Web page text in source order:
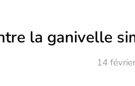
la ganivelle
14